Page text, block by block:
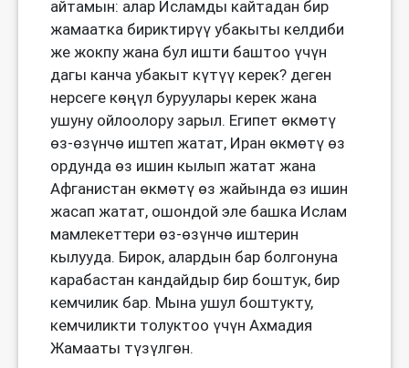
айтамын: алар Исламды кайтадан бир
жамаатка бириктирүү убакыты келдиби
же жокпу жана бул ишти баштоо үчүн
дагы канча убакыт күтүү керек? деген
нерсеге көңүл буруулары керек жана
ушуну ойлоолору зарыл. Египет өкмөтү
өз-өзүнчө иштеп жатат, Иран өкмөтү өз
ордунда өз ишин кылып жатат жана
Афганистан өкмөтү өз жайында өз ишин
жасап жатат, ошондой эле башка Ислам
мамлекеттери өз-өзүнчө иштерин
кылууда. Бирок, алардын бар болгонуна
карабастан кандайдыр бир боштук, бир
кемчилик бар. Мына ушул боштукту,
кемчиликти толуктоо үчүн Ахмадия
Жамааты түзүлгөн.